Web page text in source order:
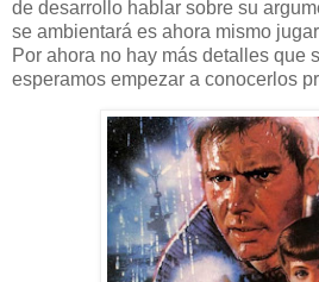
de desarrollo hablar sobre su
se ambientará es ahora mismo
Por ahora no hay más detalles que
esperamos empezar a conocerlos